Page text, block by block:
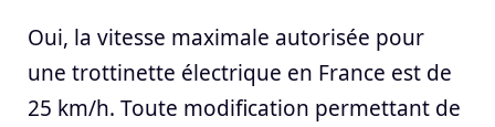
Oui, la vitesse maximale autorisée pour
une trottinette électrique en France est de
25 km/h. Toute modification permettant de